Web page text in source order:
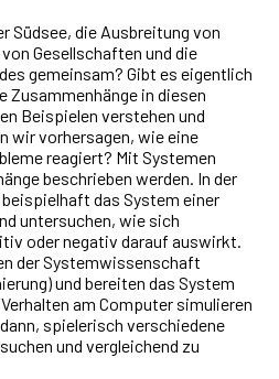
Südsee, die Ausbreitung von
Gesellschaften und die
gemeinsam? Gibt es eigentlich
Zusammenhänge in diesen
Beispielen verstehen und
wir vorhersagen, wie eine
reagiert? Mit Systemen
beschrieben werden. In der
das System einer
untersuchen, wie sich
oder negativ darauf auswirkt.
der Systemwissenschaft
und bereiten das System
am Computer simulieren
spielerisch verschiedene
und vergleichend zu